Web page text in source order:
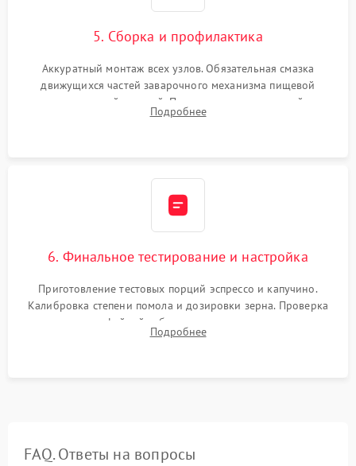
5. Сборка и профилактика
Аккуратный монтаж всех узлов. Обязательная смазка
движущихся частей заварочного механизма пищевой
силиконовой смазкой. Проведение программной
декальцинации и очистки системы от кофейных масел.
Подробнее
6. Финальное тестирование и настройка
Приготовление тестовых порций эспрессо и капучино.
Калибровка степени помола и дозировки зерна. Проверка
плотности кофейной таблетки, температуры напитка и
качества молочной пены. Контроль отсутствия посторонних
Подробнее
FAQ. Ответы на вопросы